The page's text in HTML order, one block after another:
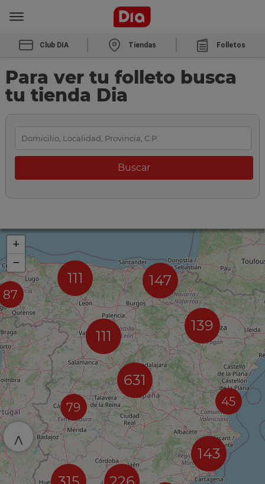
Club DIA Tiendas Folletos
Para ver tu folleto busca
tu tienda Dia
87
111 147
111
79
631
139
45
143
+
−
^